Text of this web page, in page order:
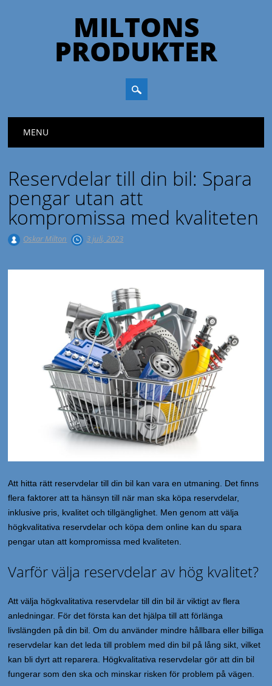
MILTONS
PRODUKTER
Huvudmeny
MENU
Reservdelar till din bil: Spara
pengar utan att
kompromissa med kvaliteten
Oskar Milton 3 juli, 2023
Att hitta rätt reservdelar till din bil kan vara en utmaning. Det finns
flera faktorer att ta hänsyn till när man ska köpa reservdelar,
inklusive pris, kvalitet och tillgänglighet. Men genom att välja
högkvalitativa reservdelar och köpa dem online kan du spara
pengar utan att kompromissa med kvaliteten.
Varför välja reservdelar av hög kvalitet?
Att välja högkvalitativa reservdelar till din bil är viktigt av flera
anledningar. För det första kan det hjälpa till att förlänga
livslängden på din bil. Om du använder mindre hållbara eller billiga
reservdelar kan det leda till problem med din bil på lång sikt, vilket
kan bli dyrt att reparera. Högkvalitativa reservdelar gör att din bil
fungerar som den ska och minskar risken för problem på vägen.